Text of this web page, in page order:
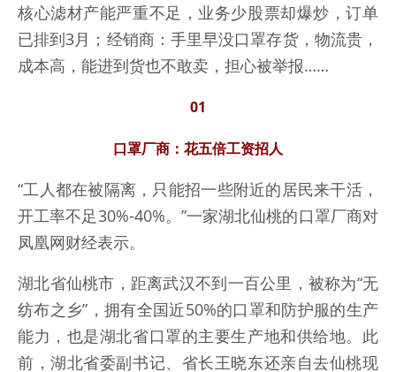
核心滤材产能严重不足，业务少股票却爆炒，订单
已排到3月；经销商：手里早没口罩存货，物流贵，
成本高，能进到货也不敢卖，担心被举报……
01
口罩厂商：花五倍工资招人
“工人都在被隔离，只能招一些附近的居民来干活，
开工率不足30%-40%。”一家湖北仙桃的口罩厂商对
凤凰网财经表示。
湖北省仙桃市，距离武汉不到一百公里，被称为“无
纺布之乡”，拥有全国近50%的口罩和防护服的生产
能力，也是湖北省口罩的主要生产地和供给地。此
前，湖北省委副书记、省长王晓东还亲自去仙桃现